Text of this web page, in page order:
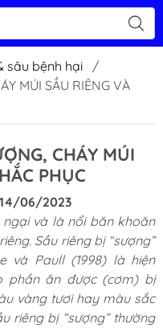
sâu bệnh hại
/
MÚI SẦU RIÊNG VÀ
CHÁY MÚI
PHỤC
06/2023
ngại và là nổi băn khoăn
Sầu riêng bị “sượng”
và Paull (1998) là hiện
phần ăn được (cơm) bị
vàng tươi hay màu sắc
riêng bị “sượng” thường